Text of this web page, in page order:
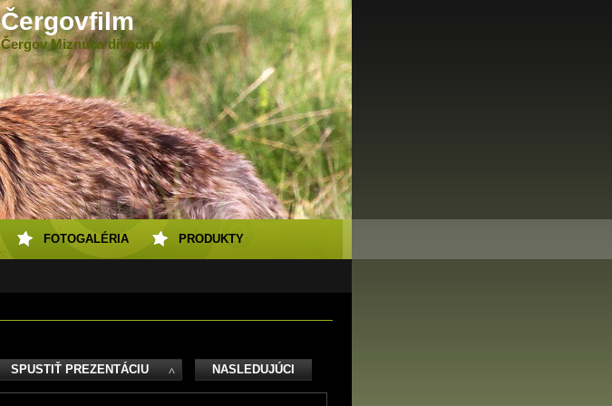
Čergovfilm
Čergov Miznúca divočina
SPUSTIŤ PREZENTÁCIU NASLEDUJÚCI
FOTOGALÉRIA PRODUKTY